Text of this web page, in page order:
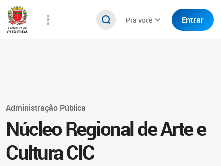
Pra você Entrar
Administração Pública
Núcleo Regional de Arte e
Cultura CIC